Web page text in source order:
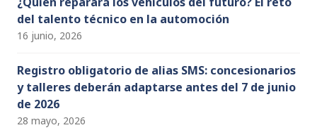
del talento técnico en la automoción
16 junio, 2026
Registro obligatorio de alias SMS: concesionarios
y talleres deberán adaptarse antes del 7 de junio
de 2026
28 mayo, 2026